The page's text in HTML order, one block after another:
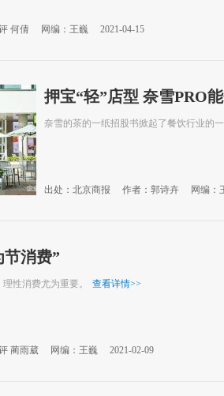
何倩 网编：王巍 2021-04-15
押宝“轻”店型 奈雪PRO
奈雪的茶的一纸招股书掀起了餐饮行业的
出处：北京商报 作者：郭诗卉 网编：
节消费”
性消费尤为重要。 查看详情>>
蔺雨葳 网编：王巍 2021-02-09